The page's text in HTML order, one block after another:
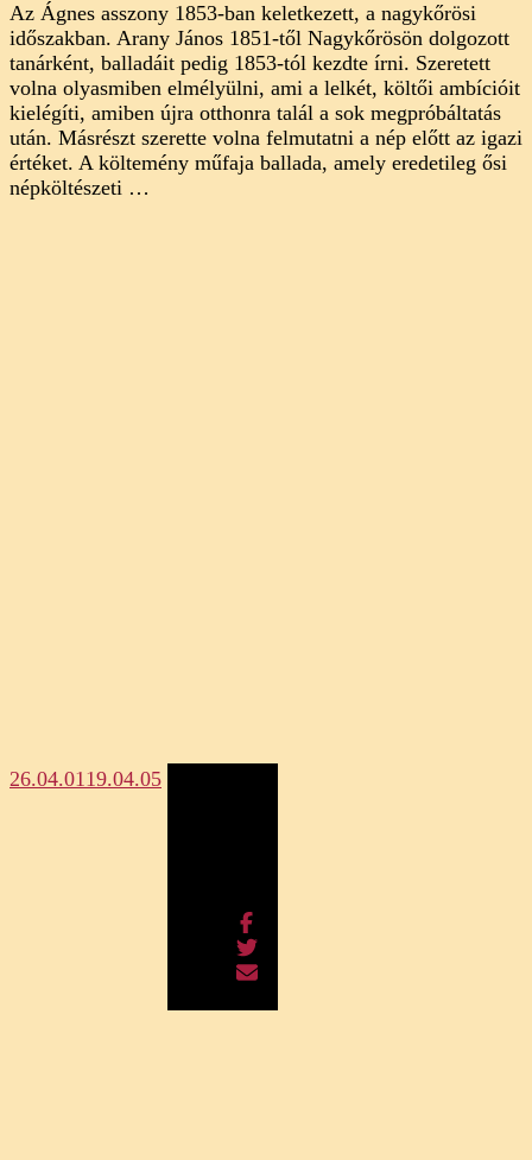
Az Ágnes asszony 1853-ban keletkezett, a nagykőrösi
időszakban. Arany János 1851-től Nagykőrösön dolgozott
tanárként, balladáit pedig 1853-tól kezdte írni. Szeretett
volna olyasmiben elmélyülni, ami a lelkét, költői ambícióit
kielégíti, amiben újra otthonra talál a sok megpróbáltatás
után. Másrészt szerette volna felmutatni a nép előtt az igazi
értéket. A költemény műfaja ballada, amely eredetileg ősi
népköltészeti …
26.04.0119.04.05